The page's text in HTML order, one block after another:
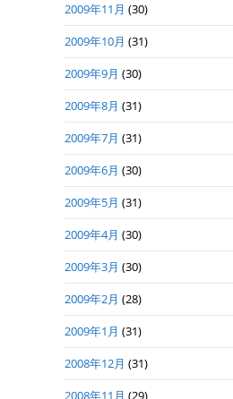
2009年11月 (30)
2009年10月 (31)
2009年9月 (30)
2009年8月 (31)
2009年7月 (31)
2009年6月 (30)
2009年5月 (31)
2009年4月 (30)
2009年3月 (30)
2009年2月 (28)
2009年1月 (31)
2008年12月 (31)
2008年11月 (29)